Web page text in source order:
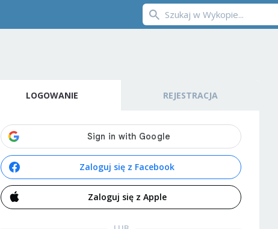
LOGOWANIE REJESTRACJA
Zaloguj się z Facebook
Zaloguj się z Apple